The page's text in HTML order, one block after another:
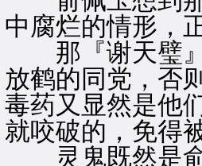
中腐烂的情形，
那『谢天璧』
放鹤的同党，否
毒药又显然是他
就咬破的，免得
灵鬼既然是俞